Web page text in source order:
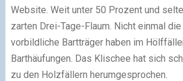
Website. Weit unter 50 Prozent und
zarten Drei-Tage-Flaum. Nicht einmal
vorbildliche Bartträger haben im
Barthäufungen. Das Klischee hat sich
zu den Holzfällern herumgesprochen.